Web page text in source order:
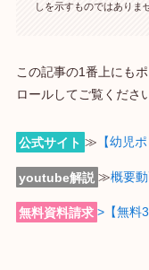
しを示すものではありま
この記事の1番上にも
ロールしてご覧くださ
公式サイト ≫ 【幼児
youtube解説 ≫概要
無料資料請求 >【無料